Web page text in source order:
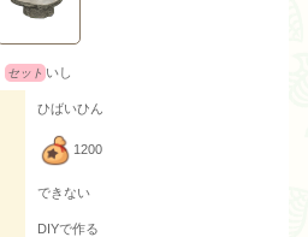
いし
ひばいひん
1200
できない
DIYで作る